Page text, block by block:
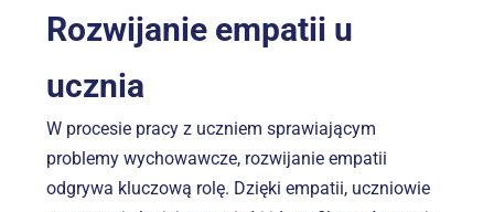
Rozwijanie empatii u
ucznia
W procesie pracy z uczniem sprawiającym
problemy wychowawcze, rozwijanie empatii
odgrywa kluczową rolę. Dzięki empatii, uczniowie